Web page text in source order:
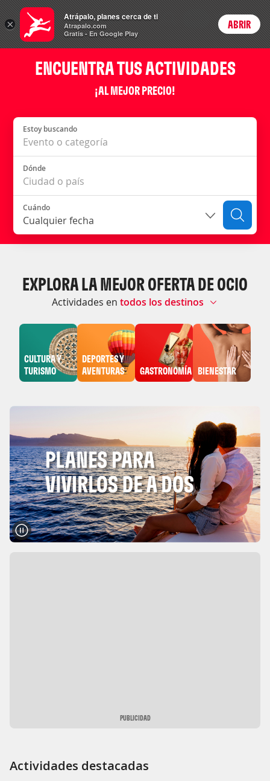
Actividades Precios enPeso
ARSCambiar moneda
Login
ENCUENTRA TUS ACTIVIDADES
¡AL MEJOR PRECIO!
Estoy buscando
Dónde
Cuándo
EXPLORA LA MEJOR OFERTA DE OCIO
Actividades en
CULTURA Y
TURISMO
DEPORTES Y
AVENTURAS
GASTRONOMÍA BIENESTAR
PUBLICIDAD
Actividades destacadas
×
Atrápalo, planes cerca de ti
Atrapalo.com
Gratis - En Google Play
ABRIR